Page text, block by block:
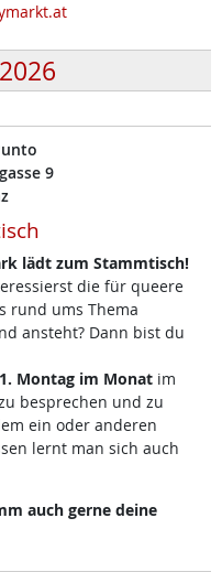
9
lädt zum Stammtisch!
die für queere
rund ums Thema
ansteht? Dann bist du
Montag im Monatim
besprechen und zu
ein oder anderen
lernt man sich auch
auch gerne deine